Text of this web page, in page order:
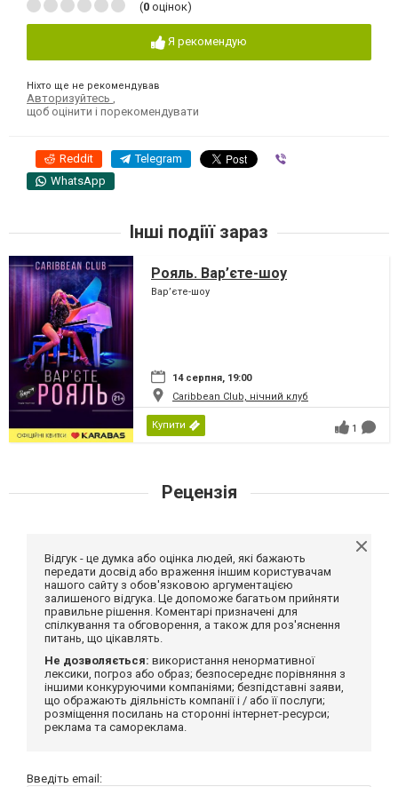
(0 оцінок)
Я рекомендую
Ніхто ще не рекомендував
Авторизуйтесь ,
щоб оцінити і порекомендувати
Reddit Telegram
WhatsApp
Інші подіїї зараз
Рояль. Вар’єте-шоу
Вар’єте-шоу
14 серпня, 19:00
Caribbean Club, нічний клуб
Купити 1
Рецензія
Відгук - це думка або оцінка людей, які бажають
передати досвід або враження іншим користувачам
нашого сайту з обов'язковою аргументацією
залишеного відгука. Це допоможе багатьом прийняти
правильне рішення. Коментарі призначені для
спілкування та обговорення, а також для роз'яснення
питань, що цікавлять.
Не дозволяється: використання ненормативної
лексики, погроз або образ; безпосереднє порівняння з
іншими конкуруючими компаніями; безпідставні заяви,
що ображають діяльність компанії і / або її послуги;
розміщення посилань на сторонні інтернет-ресурси;
реклама та самореклама.
Введіть email: